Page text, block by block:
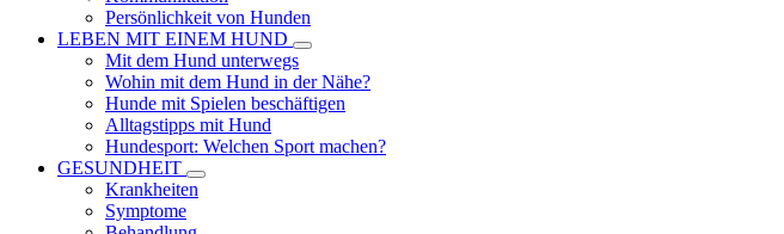
Persönlichkeit von Hunden
LEBEN MIT EINEM HUND
Mit dem Hund unterwegs
Wohin mit dem Hund in der Nähe?
Hunde mit Spielen beschäftigen
Alltagstipps mit Hund
Hundesport: Welchen Sport machen?
GESUNDHEIT
Krankheiten
Symptome